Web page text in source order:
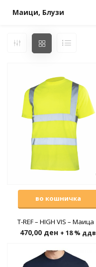
Маици, Блузи
во кошничка
T-REF – HIGH VIS – Маица
470,00 ден + 18 % ддв